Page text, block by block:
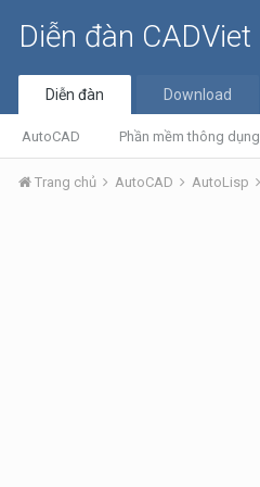
Diễn đàn CADViet
Diễn đàn
AutoCAD Phần mềm thông dụng
Download
Trang chủ AutoCAD AutoLisp